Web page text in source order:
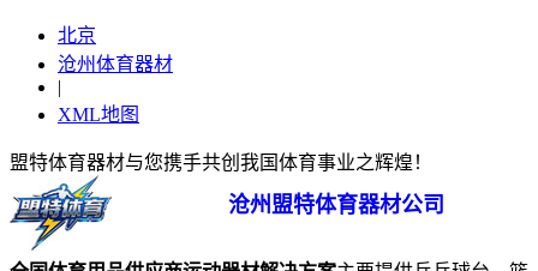
北京
沧州体育器材
|
XML地图
盟特体育器材与您携手共创我国体育事业之辉煌！
沧州盟特体育器材公司